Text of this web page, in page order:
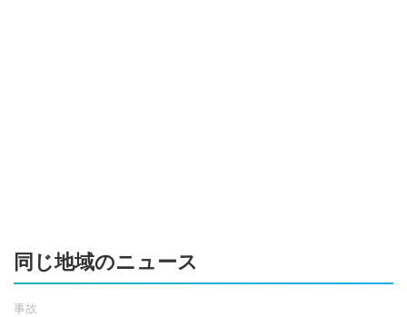
同じ地域のニュース
事故